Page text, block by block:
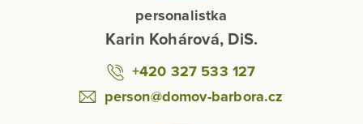
personalistka
Karin Kohárová, DiS.
+420 327 533 127
person@domov-barbora.cz